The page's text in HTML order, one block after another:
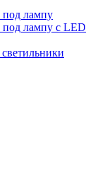
под лампу
лампу с LED